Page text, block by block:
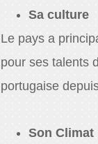
Sa culture
Le pays a
pour ses talents
portugaise
Son Climat